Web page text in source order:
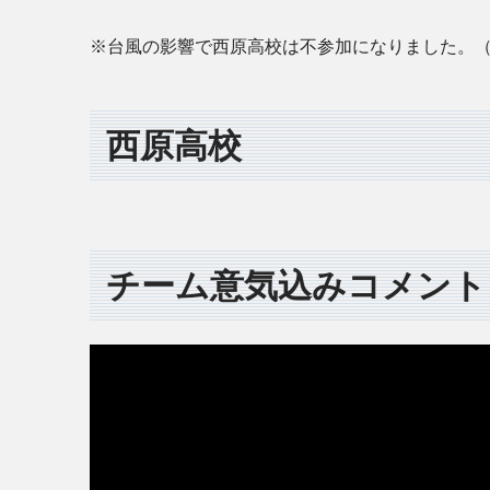
※台風の影響で西原高校は不参加になりました。
西原高校
チーム意気込みコメント